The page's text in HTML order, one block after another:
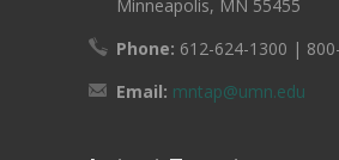
Minneapolis, MN 55455
Phone: 612-624-1300 |
Email: mntap@umn.edu